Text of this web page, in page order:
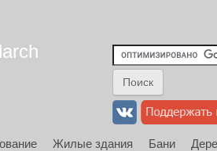
Жилые здания Бани